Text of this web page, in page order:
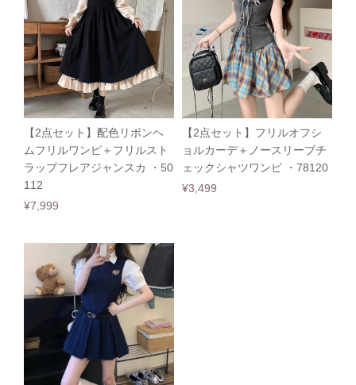
【2点セット】配色リボンヘ
ムフリルワンピ＋フリルスト
ラップフレアジャンスカ ・50
112
¥7,999
【2点セット】フリルオフシ
ョルカーデ＋ノースリーブチ
ェックシャツワンピ ・78120
¥3,499